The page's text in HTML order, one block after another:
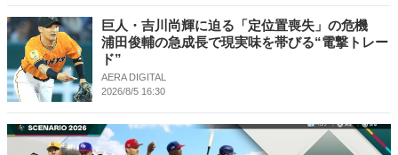
巨人・吉川尚輝に迫る「定位置喪失」の危機
浦田俊輔の急成長で現実味を帯びる“電撃トレー
ド”
AERA DIGITAL
2026/8/5 16:30